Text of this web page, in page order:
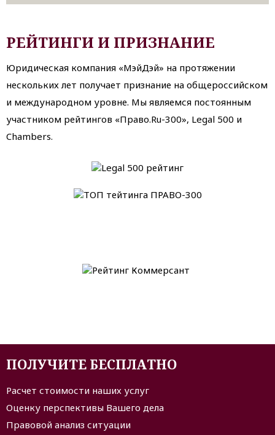
РЕЙТИНГИ И ПРИЗНАНИЕ
Юридическая компания «МэйДэй» на протяжении
нескольких лет получает признание на общероссийском
и международном уровне. Мы являемся постоянным
участником рейтингов «Право.Ru-300», Legal 500 и
Chambers.
ПОЛУЧИТЕ БЕСПЛАТНО
Расчет стоимости наших услуг
Оценку перспективы Вашего дела
Правовой анализ ситуации